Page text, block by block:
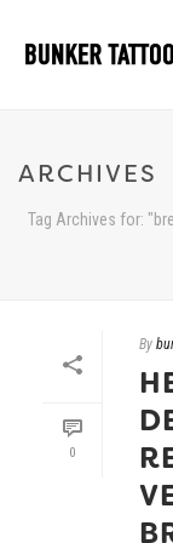
ARCHIVES
Tag Archives for:
0
By